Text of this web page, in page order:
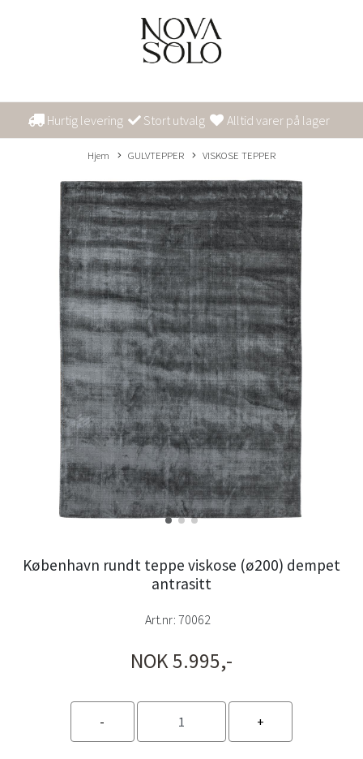
Hurtig levering Stort utvalg Alltid varer på lager
Hjem GULVTEPPER VISKOSE TEPPER
København rundt teppe viskose (ø200) dempet
antrasitt
Art.nr: 70062
NOK 5.995,-